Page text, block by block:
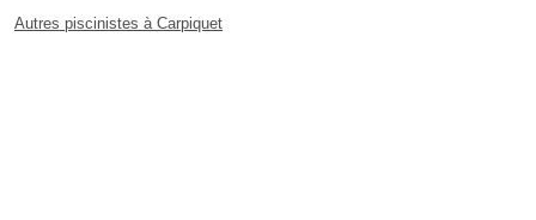
Autres piscinistes à Carpiquet